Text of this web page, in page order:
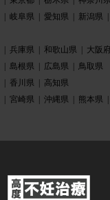
岐阜県 愛知県 新潟県
兵庫県 和歌山県 大阪府
島根県 広島県
鳥取県
香川県
高知県
宮崎県 沖縄県 熊本県